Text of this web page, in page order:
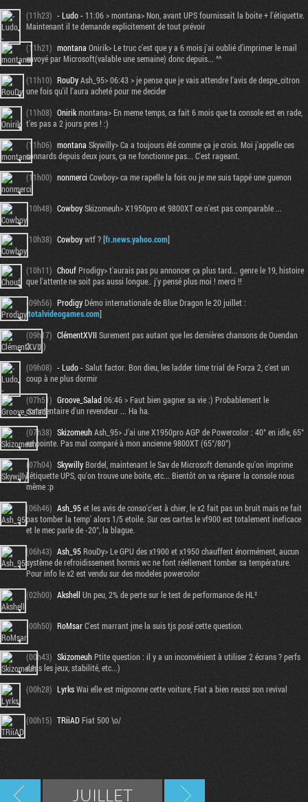
(11h23) - Ludo - 11:06 > montana> Non, avant UPS fournissait la boite + l'étiquette.
Maintenant il te demande explicitement de tout prévoir
(11h21) montana Onirik> Le truc c'est que y a 6 mois j'ai oublié d'imprimer le mail
envoyé par Microsoft(valable une semaine) donc depuis... ^^
(11h10) RouDyAsh_95> 06:43 > je pense que je vais attendre l'avis de despe_citron
une fois qu'il l'aura acheté pour me decider
(11h08) Onirikmontana> En meme temps, ca fait 6 mois que ta console est en rade,
t'es pas a 2 jours pres ! :)
(11h06) montana Skywilly> Ca a toujours été comme ça je crois. Moi j'appelle ces
connards depuis deux jours, ça ne fonctionne pas... C'est rageant.
(11h00) nonmerci Cowboy> ca me rapelle la fois ou je me suis tappé une guenon
(10h48) CowboySkizomeuh> X1950pro et 9800XT ce n'est pas comparable ...
(10h38) Cowboywtf ? [fr.news.yahoo.com]
(10h11) ChoufProdigy> t'aurais pas pu annoncer ça plus tard... genre le 19, histoire
que l'attente ne soit pas aussi longue.. j'y pensé plus moi ! merci !!
(09h56) ProdigyDémo internationale de Blue Dragon le 20 juillet :
[totalvideogames.com]
(09h17) ClémentXVIISurement pas autant que les dernières chansons de Ouendan
2... ;-)
(09h08) - Ludo - Salut factor. Bon dieu, les ladder time trial de Forza 2, c'est un
coup à ne plus dormir
(07h51) Groove_Salad06:46 > Faut bien gagner sa vie :) Probablement le
commentaire d'un revendeur ... Ha ha.
(07h38) SkizomeuhAsh_95> J'ai une X1950pro AGP de Powercolor : 40° en idle, 65°
en pointe. Pas mal comparé à mon ancienne 9800XT (65°/80°)
(07h04) SkywillyBordel, maintenant le Sav de Microsoft demande qu'on imprime
l'étiquette UPS, qu'on trouve une boite, etc... Bientôt on va réparer la console nous
même :p
(06h46) Ash_95et les avis de conso'c'est à chier, le x2 fait pas un bruit mais ne fait
pas tomber la temp' alors 1/5 etoile. Sur ces cartes le vf900 est totalement ineficace
et le mec parle de -20°, la blague.
(06h43) Ash_95RouDy> Le GPU des x1900 et x1950 chauffent énormément, aucun
système de refroidissement hormis wc ne font réellement tomber sa température.
Pour info le x2 est vendu sur des modeles powercolor
(02h00) Akshell Un peu, 2% de perte sur le test de performance de HL²
(00h50) RoMsarC'est marrant jme la suis tjs posé cette question.
(00h43) SkizomeuhPtite question : il y a un inconvénient à utiliser 2 écrans ? perfs
dans les jeux, stabilité, etc...)
(00h28) LyrksWai elle est mignonne cette voiture, Fiat a bien reussi son revival
(00h15) TRiiADFiat 500 \o/
JUILLET